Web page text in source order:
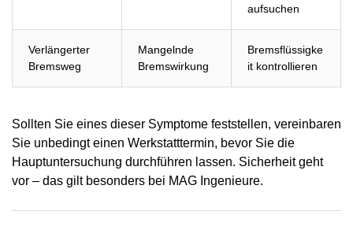
aufsuchen
Verlängerter
Bremsweg
Mangelnde
Bremswirkung
Bremsflüssigke
it kontrollieren
Sollten Sie eines dieser Symptome feststellen, vereinbaren
Sie unbedingt einen Werkstatttermin, bevor Sie die
Hauptuntersuchung durchführen lassen. Sicherheit geht
vor – das gilt besonders bei MAG Ingenieure.